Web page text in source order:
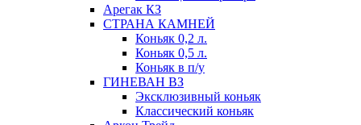
Арегак КЗ
СТРАНА КАМНЕЙ
Коньяк 0,2 л.
Коньяк 0,5 л.
Коньяк в п/у
ГИНЕВАН ВЗ
Эксклюзивный коньяк
Классический коньяк